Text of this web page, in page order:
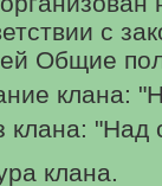
с
Общие
клана: "Над
клана.